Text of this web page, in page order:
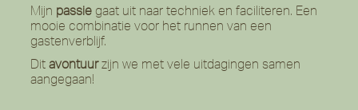
Mijn passiegaat uit naar techniek en faciliteren. Een
mooie combinatie voor het runnen van een
gastenverblijf.
Ditavontuurzijn we met vele uitdagingen samen
aangegaan!